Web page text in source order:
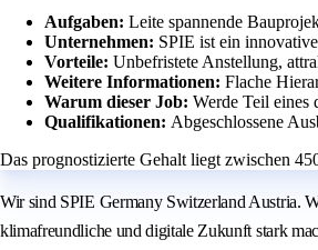
Aufgaben: Leite spannende
Unternehmen: SPIE ist ein
Vorteile: Unbefristete Anstellung,
Weitere Informationen: Flache
Warum dieser Job: Werde Teil eines
Qualifikationen: Abgeschlossene
Das prognostizierte Gehalt liegt zwischen
Wir sind SPIE Germany Switzerland Austria.
klimafreundliche und digitale Zukunft stark